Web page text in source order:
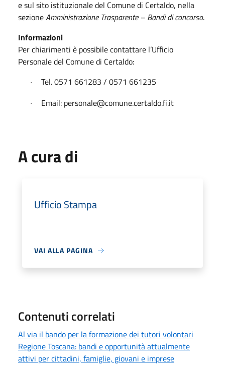
e sul sito istituzionale del Comune di Certaldo, nella
sezioneAmministrazione Trasparente – Bandi di concorso.
Informazioni
Per chiarimenti è possibile contattare l’Ufficio
Personale del Comune di Certaldo:
· Tel. 0571 661283 / 0571 661235
· Email: personale@comune.certaldo.fi.it
A cura di
Ufficio Stampa
VAI ALLA PAGINA
Contenuti correlati
Al via il bando per la formazione dei tutori volontari
Regione Toscana: bandi e opportunità attualmente
attivi per cittadini, famiglie, giovani e imprese